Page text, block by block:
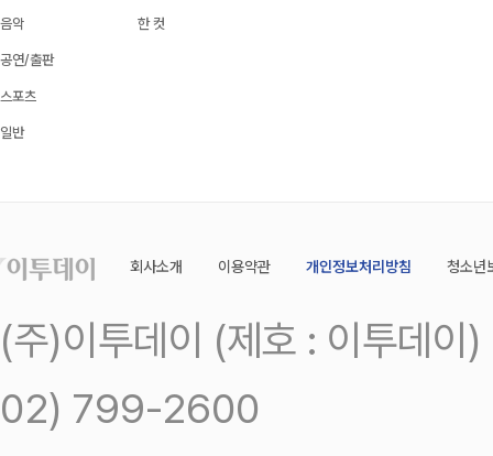
음악
공연/출판
스포츠
일반
한 컷
회사소개 이용약관 개인정보처리방침 청소년
(주)이투데이 (제호 : 이투데
02) 799-2600